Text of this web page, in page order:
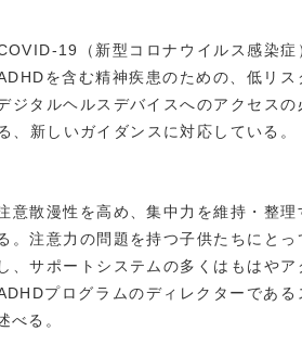
19（新型コロナウイルス感染症
を含む精神疾患のための、低リス
ジタルヘルスデバイスへのアクセスの
、新しいガイダンスに対応している。
意散漫性を高め、集中力を維持・整理
。注意力の問題を持つ子供たちにとっ
、サポートシステムの多くはもはやア
プログラムのディレクターである
べる。